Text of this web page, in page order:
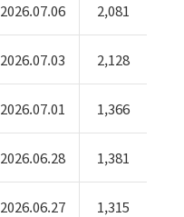
2026.07.06 2,081
2026.07.03 2,128
2026.07.01 1,366
2026.06.28 1,381
2026.06.27 1,315